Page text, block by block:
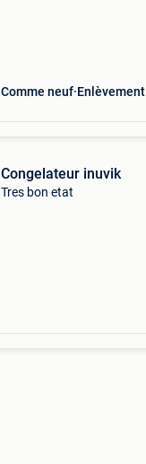
Comme neuf Enlèvement
Congelateur inuvik
Tres bon etat